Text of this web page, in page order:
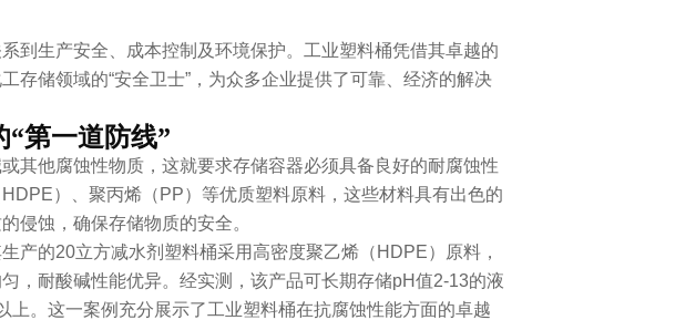
到生产安全、成本控制及环境保护。工业塑料桶凭借其卓越的
存储领域的“安全卫士”，为众多企业提供了可靠、经济的解决
第一道防线”
其他腐蚀性物质，这就要求存储容器必须具备良好的耐腐蚀性
）、聚丙烯（PP）等优质塑料原料，这些材料具有出色的
侵蚀，确保存储物质的安全。
产的20立方减水剂塑料桶采用高密度聚乙烯（HDPE）原料，
，耐酸碱性能优异。经实测，该产品可长期存储pH值2-13的液
上。这一案例充分展示了工业塑料桶在抗腐蚀性能方面的卓越